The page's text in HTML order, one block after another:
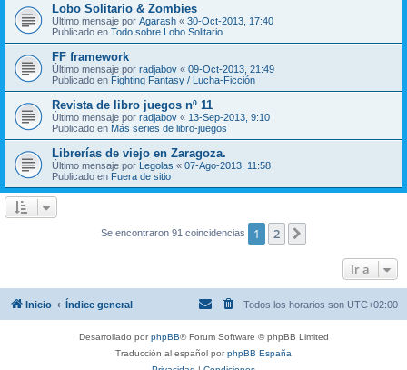
Lobo Solitario & Zombies
Último mensaje por Agarash « 30-Oct-2013, 17:40
Publicado en Todo sobre Lobo Solitario
FF framework
Último mensaje por radjabov « 09-Oct-2013, 21:49
Publicado en Fighting Fantasy / Lucha-Ficción
Revista de libro juegos nº 11
Último mensaje por radjabov « 13-Sep-2013, 9:10
Publicado en Más series de libro-juegos
Librerías de viejo en Zaragoza.
Último mensaje por Legolas « 07-Ago-2013, 11:58
Publicado en Fuera de sitio
Se encontraron 91 coincidencias 1 2
Ir a
Inicio Índice general Todos los horarios son UTC+02:00
Desarrollado porphpBB® Forum Software © phpBB Limited
Traducción al español porphpBB España